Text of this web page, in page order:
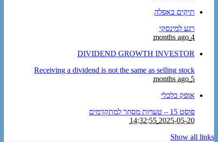
תיקים באפלה
רגע למינסקי
4 months ago
DIVIDEND GROWTH INVESTOR
Receiving a dividend is not the same as selling stock
5 months ago
אופק כלכלי
פוסט 15 – טעויות מסחר למתקדמים
2025-05-20 14:32:55
Show all links